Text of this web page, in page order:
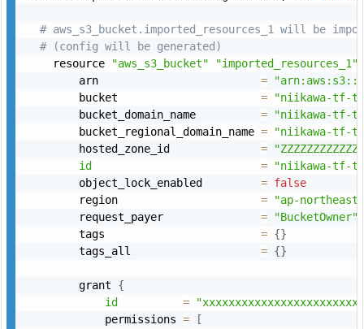
# aws_s3_bucket.imported_resources_1 will be
# (config will be generated)
    resource
"aws_s3_bucket"
"imported_resources_1"
        arn
=
        bucket
=
"niikawa-tf-
        bucket_domain_name
=
"niikawa-tf-
        bucket_regional_domain_name
=
"niikawa-tf-
        hosted_zone_id
=
id
=
"niikawa-tf-
        object_lock_enabled
= false
        region
=
"ap-
        request_payer
=
"BucketOwner"
        tags
= {}
        tags_all
= {}
        grant
{
id
=
            permissions
=
[